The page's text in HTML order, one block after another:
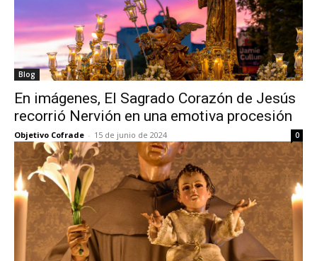
Blog
En imágenes, El Sagrado Corazón de Jesús
recorrió Nervión en una emotiva procesión
Objetivo Cofrade - 15 de junio de 2024 0